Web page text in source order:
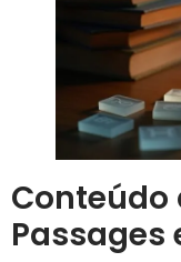
Conteúdo
Passages